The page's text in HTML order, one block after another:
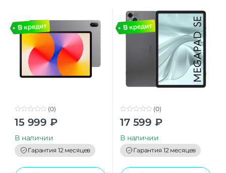
0
t
o
f
5
(0)
15 999 ₽
В наличии
Гарантия 12 месяцев
0
t
o
f
5
(0)
17 599 ₽
В наличии
Гарантия 12 месяцев